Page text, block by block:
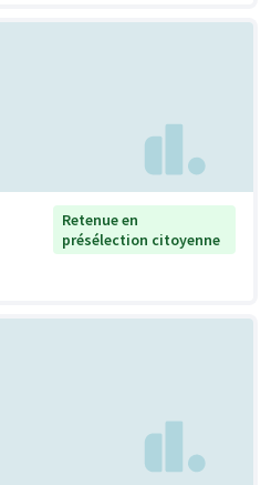
Retenue en
présélection citoyenne